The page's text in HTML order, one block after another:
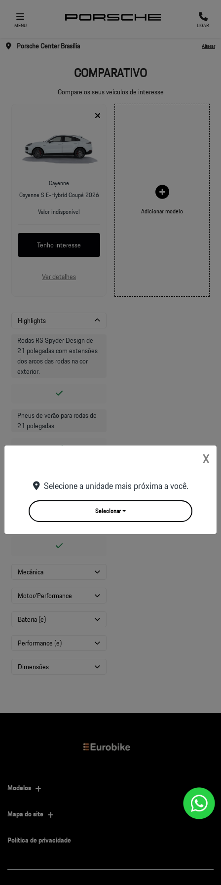
MENU LIGAR
Porsche Center Brasília Alterar
COMPARATIVO
Compare os seus veículos de interesse
Cayenne
Cayenne S E-Hybrid Coupé 2026
Valor indisponível
Tenho interesse
Ver detalhes
Adicionar modelo
Highlights
Rodas RS Spyder Design de
21 polegadas com extensões
dos arcos das rodas na cor
exterior.
Pneus de verão para rodas de
21 polegadas.
Tampas centrais das rodas
com escudo Porsche colorido
Mecânica
Motor/Performance
Bateria (e)
Performance (e)
Dimensões
Modelos
Mapa do site
Política de privacidade
X
Selecione a unidade mais próxima a você.
Selecionar